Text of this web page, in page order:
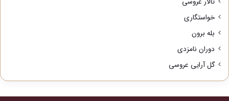
خواستگاری
بله برون
دوران نامزدی
گل آرایی عروسی